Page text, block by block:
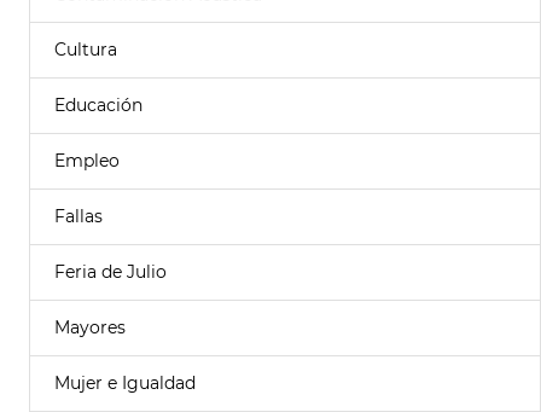
Cultura
Educación
Empleo
Fallas
Feria de Julio
Mayores
Mujer e Igualdad